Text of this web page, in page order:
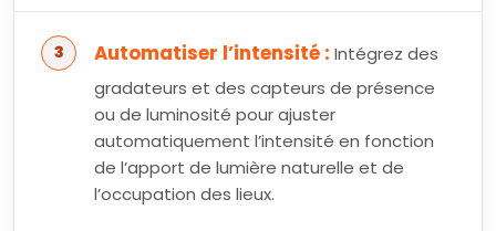
Automatiser l’intensité : Intégrez des
gradateurs et des capteurs de présence
ou de luminosité pour ajuster
automatiquement l’intensité en fonction
de l’apport de lumière naturelle et de
l’occupation des lieux.